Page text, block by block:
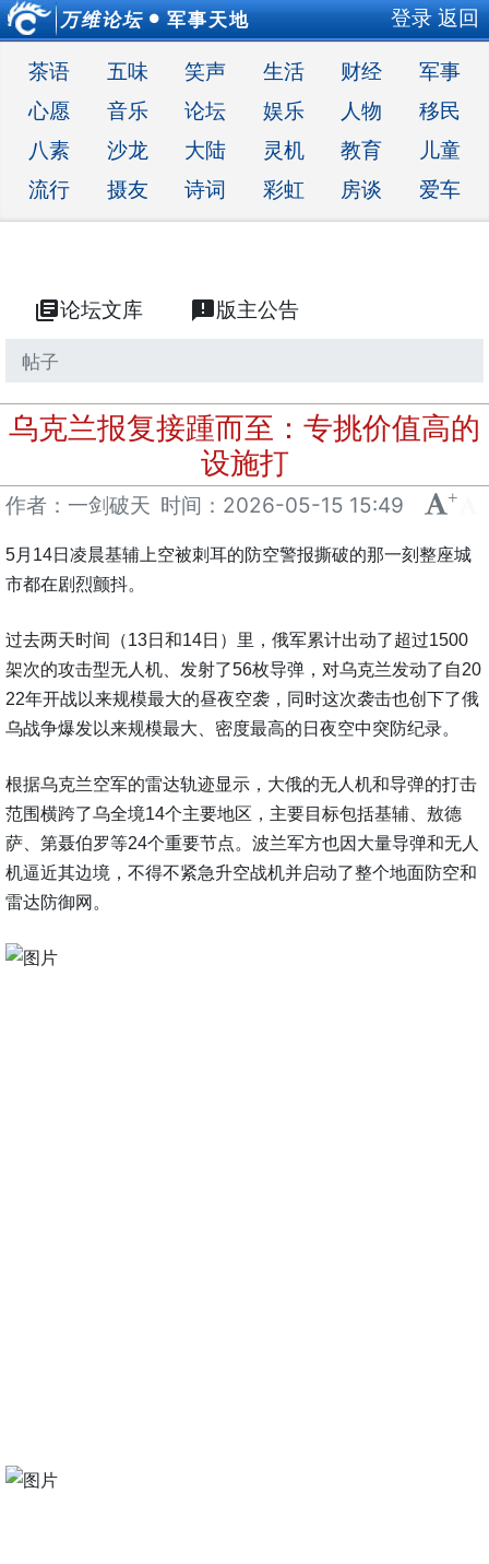
万维论坛 ● 军事天地 登录 返回
茶语 五味 笑声 生活 财经
军事
心愿
音乐 论坛 娱乐 人物
移民
八素
沙龙 大陆 灵机 教育
儿童
流行
摄友 诗词 彩虹 房谈 爱车
library_books论坛文库 announcement版主公告
帖子
乌克兰报复接踵而至：专挑价值高的
设施打
作者：一剑破天 时间： 2026-05-15 15:49 +
5月14日凌晨基辅上空被刺耳的防空警报撕破的那一刻整座城
市都在剧烈颤抖。
过去两天时间（13日和14日）里，俄军累计出动了超过1500
架次的攻击型无人机、发射了56枚导弹，对乌克兰发动了自20
22年开战以来规模最大的昼夜空袭，同时这次袭击也创下了俄
乌战争爆发以来规模最大、密度最高的日夜空中突防纪录。
根据乌克兰空军的雷达轨迹显示，大俄的无人机和导弹的打击
范围横跨了乌全境14个主要地区，主要目标包括基辅、敖德
萨、第聂伯罗等24个重要节点。波兰军方也因大量导弹和无人
机逼近其边境，不得不紧急升空战机并启动了整个地面防空和
雷达防御网。